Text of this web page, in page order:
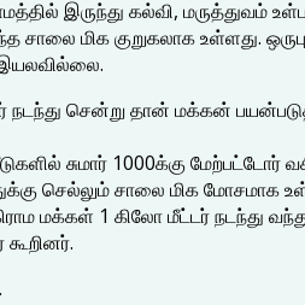
இருந்து கல்வி, மருத்துவம்
மிக குறுகலாக உள்ளது.
நடந்து சென்று தான் மக்கன்
சுமார் 1000க்கு மேற்பட்டோர்
செல்லும் சாலை மிக மோசமாக
மக்கள் 1 கிலோ மீட்டர் நடந்து